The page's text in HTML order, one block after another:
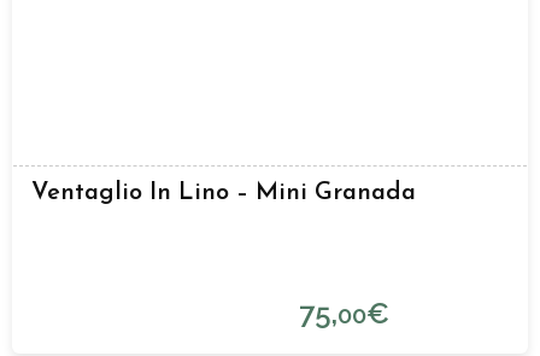
Ventaglio In Lino – Mini Granada
75,00€